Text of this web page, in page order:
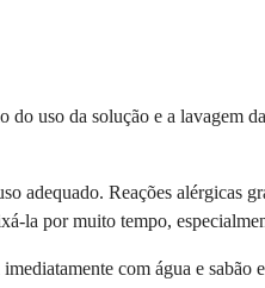
do uso da solução e a
adequado. Reações
la por muito tempo,
com água e sabão